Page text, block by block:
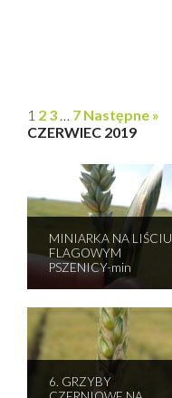
1 2 3 7 Następne »
CZERWIEC 2019
MINIARKA NA LIŚCIU
FLAGOWYM
PSZENICY-min
6. GRZYBY